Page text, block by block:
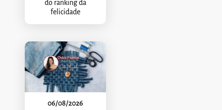
do ranking da
felicidade
06/08/2026